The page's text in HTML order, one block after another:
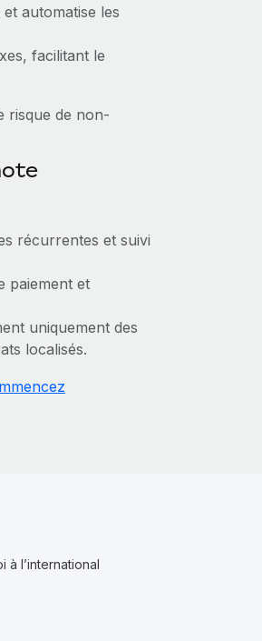
automatise les
facilitant le
risque de non-
récurrentes et suivi
paiement et
uniquement des
localisés.
à l’international